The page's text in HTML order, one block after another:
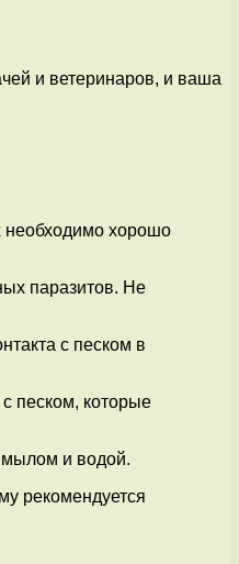
и ветеринаров, и ваша
необходимо хорошо
паразитов. Не
с песком в
песком, которые
мылом и водой.
рекомендуется